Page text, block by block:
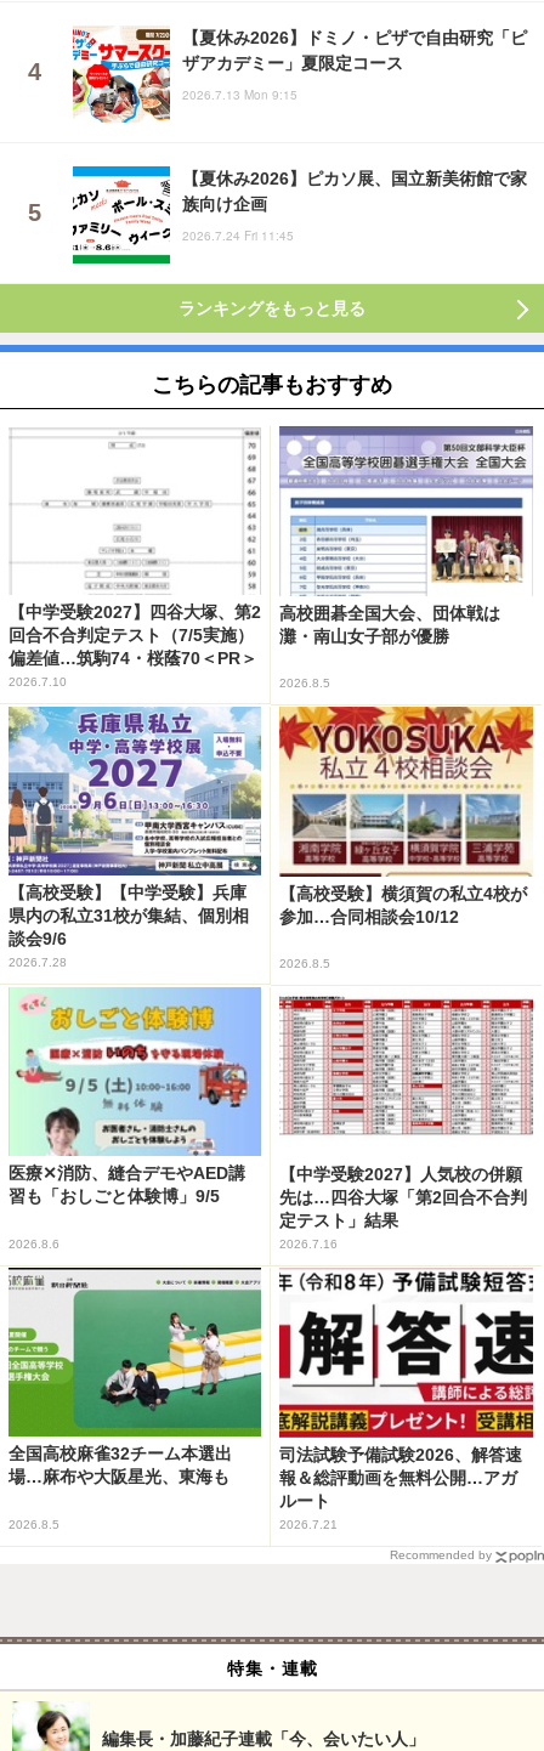
【夏休み2026】ドミノ・ピザで自由研究「ピ
ザアカデミー」夏限定コース
2026.7.13 Mon 9:15
【夏休み2026】ピカソ展、国立新美術館で家
族向け企画
2026.7.24 Fri 11:45
ランキングをもっと見る
こちらの記事もおすすめ
【中学受験2027】四谷大塚、第2
回合不合判定テスト（7/5実施）
偏差値…筑駒74・桜蔭70＜PR＞
2026.7.10
高校囲碁全国大会、団体戦は
灘・南山女子部が優勝
2026.8.5
【高校受験】【中学受験】兵庫
県内の私立31校が集結、個別相
談会9/6
2026.7.28
【高校受験】横須賀の私立4校が
参加…合同相談会10/12
2026.8.5
医療✕消防、縫合デモやAED講
習も「おしごと体験博」9/5
2026.8.6
【中学受験2027】人気校の併願
先は…四谷大塚「第2回合不合判
定テスト」結果
2026.7.16
全国高校麻雀32チーム本選出
場…麻布や大阪星光、東海も
2026.8.5
司法試験予備試験2026、解答速
報＆総評動画を無料公開…アガ
ルート
2026.7.21
Recommended by
特集・連載
編集長・加藤紀子連載「今、会いたい人」